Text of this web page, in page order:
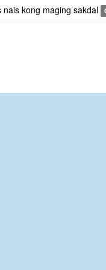
kong maging sakdal